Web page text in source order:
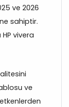
ve 2026
sahiptir.
vivera
ve